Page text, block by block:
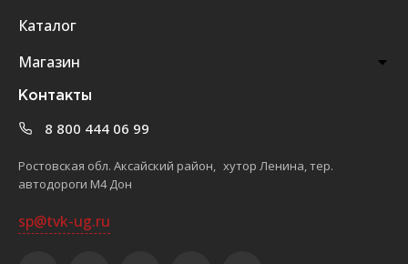
Каталог
Магазин
Контакты
8 800 444 06 99
Ростовская обл. Аксайский район, хутор Ленина, тер.
автодороги М4 Дон
sp@tvk-ug.ru